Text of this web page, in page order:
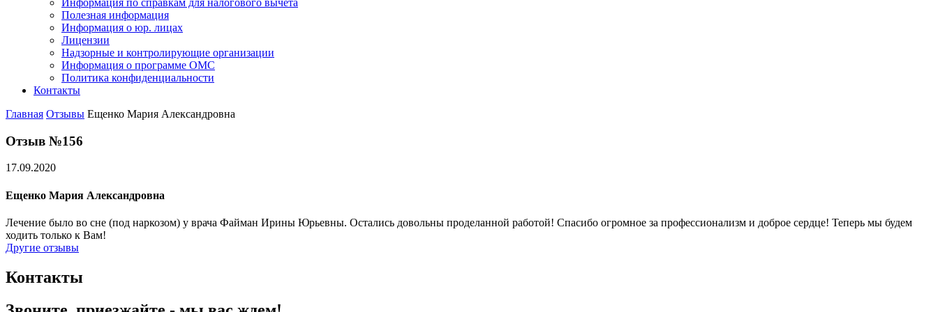
Информация по справкам для налогового вычета
Полезная информация
Информация о юр. лицах
Лицензии
Надзорные и контролирующие организации
Информация о программе ОМС
Политика конфиденциальности
Контакты
Главная Отзывы Ещенко Мария Александровна
Отзыв №156
17.09.2020
Ещенко Мария Александровна
Лечение было во сне (под наркозом) у врача Файман Ирины Юрьевны. Остались довольны проделанной работой! Спасибо огромное за профессионализм и доброе сердце! Теперь мы будем
ходить только к Вам!
Другие отзывы
Контакты